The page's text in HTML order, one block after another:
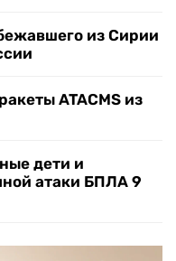
из Сирии
ATACMS из
дети и
атаки БПЛА 9